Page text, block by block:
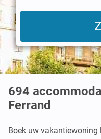
694
Ferrand
Boek uw vakantiewoning